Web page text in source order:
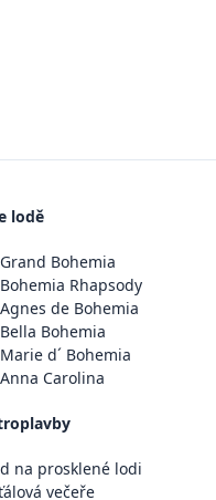
lodě
Bohemia
Rhapsody
de Bohemia
Bohemia
d´ Bohemia
Carolina
na prosklené lodi
večeře